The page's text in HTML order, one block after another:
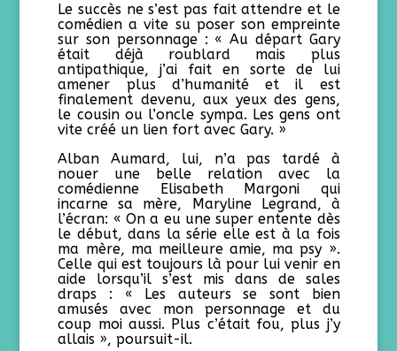
Le succès ne s’est pas fait attendre et le
comédien a vite su poser son empreinte
sur son personnage : « Au départ Gary
était déjà roublard mais plus
antipathique, j’ai fait en sorte de lui
amener plus d’humanité et il est
finalement devenu, aux yeux des gens,
le cousin ou l’oncle sympa. Les gens ont
vite créé un lien fort avec Gary. »
Alban Aumard, lui, n’a pas tardé à
nouer une belle relation avec la
comédienne Elisabeth Margoni qui
incarne sa mère, Maryline Legrand, à
l’écran: « On a eu une super entente dès
le début, dans la série elle est à la fois
ma mère, ma meilleure amie, ma psy ».
Celle qui est toujours là pour lui venir en
aide lorsqu’il s’est mis dans de sales
draps : « Les auteurs se sont bien
amusés avec mon personnage et du
coup moi aussi. Plus c’était fou, plus j’y
allais », poursuit-il.